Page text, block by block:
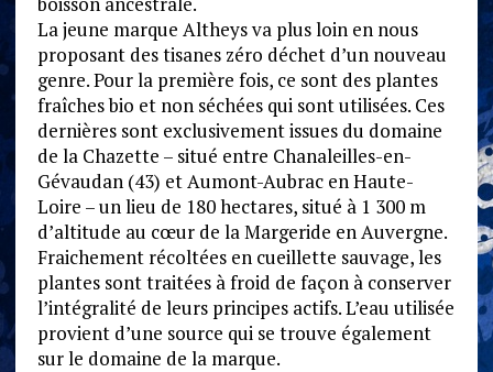
La jeune marque Altheys va plus loin en nous
proposant des tisanes zéro déchet d’un nouveau
genre. Pour la première fois, ce sont des plantes
fraîches bio et non séchées qui sont utilisées. Ces
dernières sont exclusivement issues du domaine
de la Chazette – situé entre Chanaleilles-en-
Gévaudan (43) et Aumont-Aubrac en Haute-
Loire – un lieu de 180 hectares, situé à 1 300 m
d’altitude au cœur de la Margeride en Auvergne.
Fraichement récoltées en cueillette sauvage, les
plantes sont traitées à froid de façon à conserver
l’intégralité de leurs principes actifs. L’eau utilisée
provient d’une source qui se trouve également
sur le domaine de la marque.